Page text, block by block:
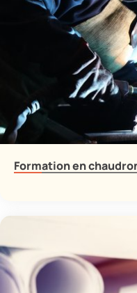
Formation en